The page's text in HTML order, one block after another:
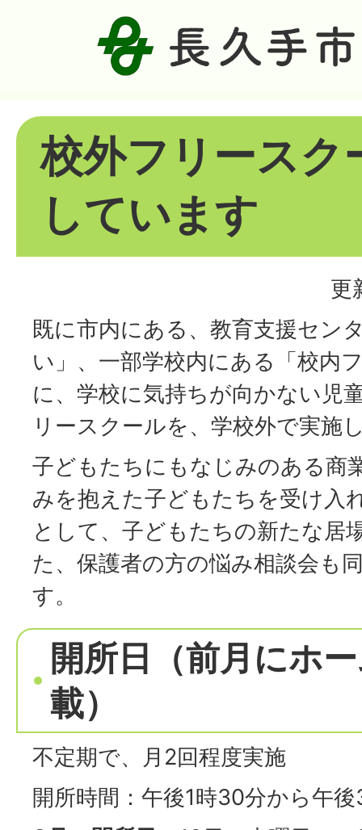
校外フリースク
しています
更
既に市内にある、教育支援セン
い」、一部学校内にある「校内
に、学校に気持ちが向かない児
リースクールを、学校外で実施
子どもたちにもなじみのある商
みを抱えた子どもたちを受け入
として、子どもたちの新たな居
た、保護者の方の悩み相談会も
す。
開所日（前月にホ
載）
不定期で、月2回程度実施
開所時間：午後1時30分から午